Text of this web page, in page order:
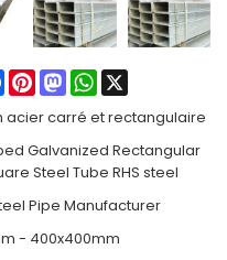
Facebook
PinterestMastodonWhatsApp
acier carré et rectangulaire
Galvanized Rectangular
Steel Tube RHS steel
Pipe Manufacturer
- 400x400mm